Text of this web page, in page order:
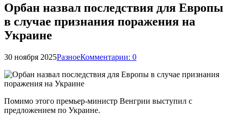
Орбан назвал последствия для Европы
в случае признания поражения на
Украине
30 ноября 2025РазноеКомментарии: 0
Помимо этого премьер-министр Венгрии выступил с
предложением по Украине.